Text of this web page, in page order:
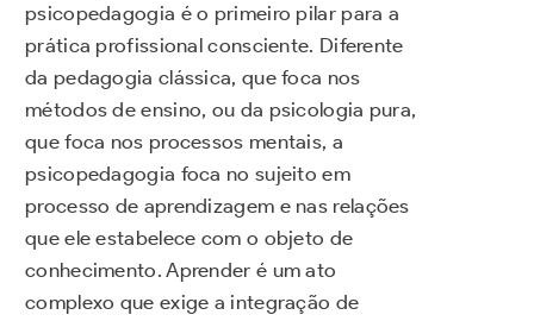
psicopedagogia é o primeiro pilar para a
prática profissional consciente. Diferente
da pedagogia clássica, que foca nos
métodos de ensino, ou da psicologia pura,
que foca nos processos mentais, a
psicopedagogia foca no sujeito em
processo de aprendizagem e nas relações
que ele estabelece com o objeto de
conhecimento. Aprender é um ato
complexo que exige a integração de